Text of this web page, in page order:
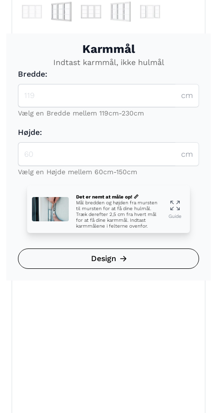
Karmmål
Indtast karmmål, ikke hulmål
Bredde:
cm
Vælg en Bredde mellem 119cm-230cm
Højde:
cm
Vælg en Højde mellem 60cm-150cm
Det er nemt at måle op! 📏
Mål bredden og højden fra mursten
til mursten for at få dine hulmål.
Træk derefter 2,5 cm fra hvert mål
for at få dine karmmål. Indtast
karmmålene i felterne ovenfor.
Guide
Design